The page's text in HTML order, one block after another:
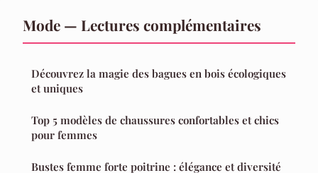
Mode — Lectures complémentaires
Découvrez la magie des bagues en bois écologiques
et uniques
Top 5 modèles de chaussures confortables et chics
pour femmes
Bustes femme forte poitrine : élégance et diversité